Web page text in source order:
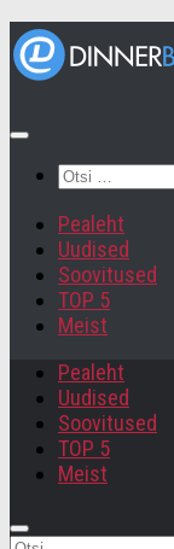
Otsi:
Pealeht
Uudised
Soovitused
TOP 5
Meist
Pealeht
Uudised
Soovitused
TOP 5
Meist